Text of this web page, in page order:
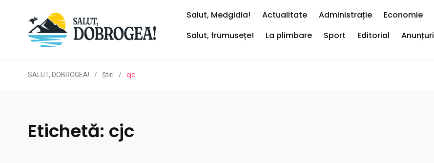
Salut, Medgidia! Actualitate Administrație Economie
Salut, frumusețe!
La plimbare Sport Editorial Anunțuri
SALUT, DOBROGEA! / Ştiri / cjc
Etichetă: cjc